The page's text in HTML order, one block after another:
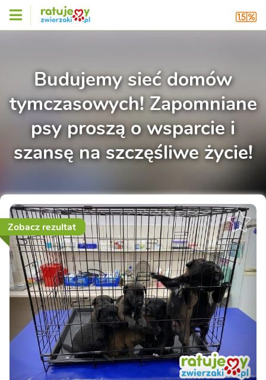
Budujemy sieć domów
tymczasowych! Zapomniane
psy proszą o wsparcie i
szansę na szczęśliwe życie!
Zobacz rezultat